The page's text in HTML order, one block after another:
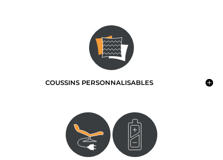
COUSSINS PERSONNALISABLES